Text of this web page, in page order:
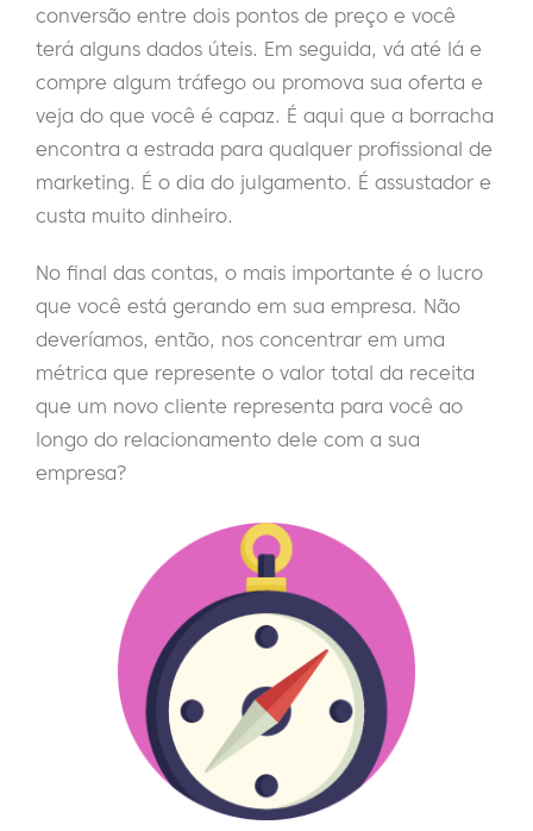
conversão entre dois pontos de preço e você
terá alguns dados úteis. Em seguida, vá até lá e
compre algum tráfego ou promova sua oferta e
veja do que você é capaz. É aqui que a borracha
encontra a estrada para qualquer profissional de
marketing. É o dia do julgamento. É assustador e
custa muito dinheiro.
No final das contas, o mais importante é o lucro
que você está gerando em sua empresa. Não
deveríamos, então, nos concentrar em uma
métrica que represente o valor total da receita
que um novo cliente representa para você ao
longo do relacionamento dele com a sua
empresa?